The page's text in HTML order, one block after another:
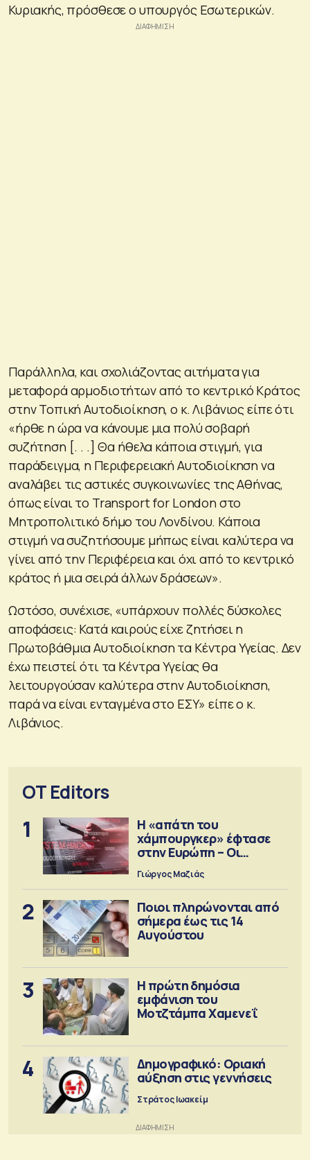
Κυριακής, πρόσθεσε ο υπουργός Εσωτερικών.
Παράλληλα, και σχολιάζοντας αιτήματα για
μεταφορά αρμοδιοτήτων από το κεντρικό Κράτος
στην Τοπική Αυτοδιοίκηση, ο κ. Λιβάνιος είπε ότι
«ήρθε η ώρα να κάνουμε μια πολύ σοβαρή
συζήτηση [. . .] Θα ήθελα κάποια στιγμή, για
παράδειγμα, η Περιφερειακή Αυτοδιοίκηση να
αναλάβει τις αστικές συγκοινωνίες της Αθήνας,
όπως είναι το Transport for London στο
Μητροπολιτικό δήμο του Λονδίνου. Κάποια
στιγμή να συζητήσουμε μήπως είναι καλύτερα να
γίνει από την Περιφέρεια και όχι από το κεντρικό
κράτος ή μια σειρά άλλων δράσεων».
Ωστόσο, συνέχισε, «υπάρχουν πολλές δύσκολες
αποφάσεις: Κατά καιρούς είχε ζητήσει η
Πρωτοβάθμια Αυτοδιοίκηση τα Κέντρα Υγείας. Δεν
έχω πειστεί ότι τα Κέντρα Υγείας θα
λειτουργούσαν καλύτερα στην Αυτοδιοίκηση,
παρά να είναι ενταγμένα στο ΕΣΥ» είπε ο κ.
Λιβάνιος.
OT Editors
1
Η «απάτη του
χάμπουργκερ» έφτασε
στην Ευρώπη – Οι
προειδοποιήσεις
Γιώργος Μαζιάς
2
Ποιοι πληρώνονται από
σήμερα έως τις 14
Αυγούστου
3
Η πρώτη δημόσια
εμφάνιση του
Μοτζτάμπα Χαμενεΐ
4
Δημογραφικό: Οριακή
αύξηση στις γεννήσεις
Στράτος Ιωακείμ